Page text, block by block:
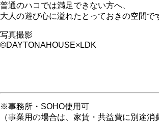
普通のハコでは満足できない方へ、
大人の遊び心に溢れたとっておきの空間で
写真撮影
©︎DAYTONAHOUSE×LDK
※事務所・SOHO使用可
（事業用の場合は、家賃・共益費に別途消